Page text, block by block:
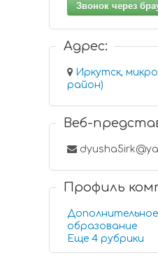
Звонок через
Адрес:
Иркутск,
район)
Веб-
Профиль
Дополнительное
образование
Еще 4 рубрики